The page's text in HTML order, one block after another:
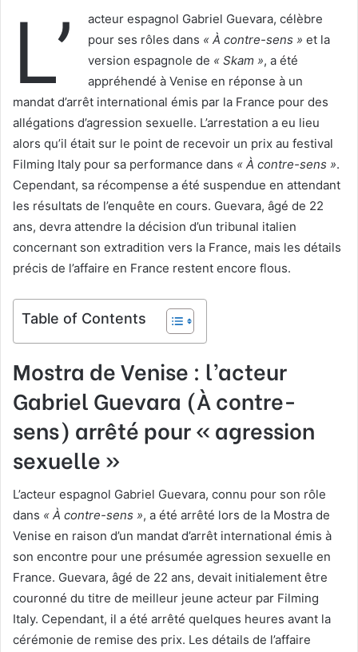
e
l
L’
acteur espagnol Gabriel Guevara, célèbre
pour ses rôles dans « À contre-sens » et la
version espagnole de « Skam », a été
appréhendé à Venise en réponse à un
mandat d’arrêt international émis par la France pour des
allégations d’agression sexuelle. L’arrestation a eu lieu
alors qu’il était sur le point de recevoir un prix au festival
Filming Italy pour sa performance dans « À contre-sens ».
Cependant, sa récompense a été suspendue en attendant
les résultats de l’enquête en cours. Guevara, âgé de 22
ans, devra attendre la décision d’un tribunal italien
concernant son extradition vers la France, mais les détails
précis de l’affaire en France restent encore flous.
Table of Contents
Mostra de Venise : l’acteur
Gabriel Guevara (À contre-
sens) arrêté pour « agression
sexuelle »
L’acteur espagnol Gabriel Guevara, connu pour son rôle
dans « À contre-sens », a été arrêté lors de la Mostra de
Venise en raison d’un mandat d’arrêt international émis à
son encontre pour une présumée agression sexuelle en
France. Guevara, âgé de 22 ans, devait initialement être
couronné du titre de meilleur jeune acteur par Filming
Italy. Cependant, il a été arrêté quelques heures avant la
cérémonie de remise des prix. Les détails de l’affaire